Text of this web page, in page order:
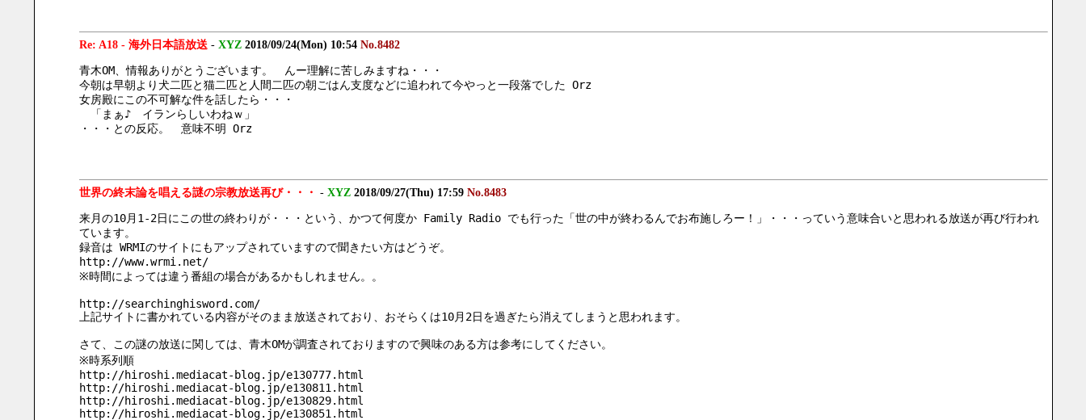
Re: A18 - 海外日本語放送- XYZ 2018/09/24(Mon) 10:54 No.8482
青木OM、情報ありがとうございます。　んー理解に苦しみますね・・・
今朝は早朝より犬二匹と猫二匹と人間二匹の朝ごはん支度などに追われて今やっと一段落でした Orz
女房殿にこの不可解な件を話したら・・・
「まぁ♪　イランらしいわねｗ」
・・・との反応。　意味不明 Orz
世界の終末論を唱える謎の宗教放送再び・・・ - XYZ 2018/09/27(Thu) 17:59 No.8483
来月の10月1-2日にこの世の終わりが・・・という、かつて何度か Family Radio でも行った「世の中が終わるんでお布施しろー！」・・・っていう意味合いと思われる放送が再び行われ
ています。
録音は WRMIのサイトにもアップされていますので聞きたい方はどうぞ。
http://www.wrmi.net/
※時間によっては違う番組の場合があるかもしれません。。
http://searchinghisword.com/
上記サイトに書かれている内容がそのまま放送されており、おそらくは10月2日を過ぎたら消えてしまうと思われます。
さて、この謎の放送に関しては、青木OMが調査されておりますので興味のある方は参考にしてください。
※時系列順
http://hiroshi.mediacat-blog.jp/e130777.html
http://hiroshi.mediacat-blog.jp/e130811.html
http://hiroshi.mediacat-blog.jp/e130829.html
http://hiroshi.mediacat-blog.jp/e130851.html